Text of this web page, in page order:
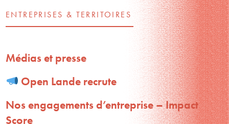
ENTREPRISES & TERRITOIRES
Médias et presse
Open Lande recrute
Nos engagements d’entreprise – Impact
Score